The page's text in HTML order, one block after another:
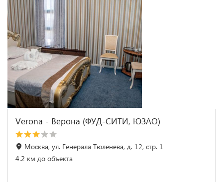
Verona - Верона (ФУД-СИТИ, ЮЗАО)
Москва, ул. Генерала Тюленева, д. 12, стр. 1
4.2 км до объекта